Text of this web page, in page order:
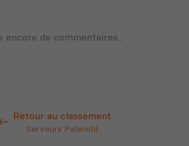
Retour au classement
Serveurs Palworld